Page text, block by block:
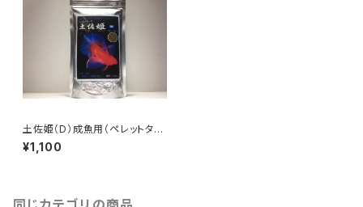
土佐姫（D）成魚用（ペレットタイ
プ）
¥1,100